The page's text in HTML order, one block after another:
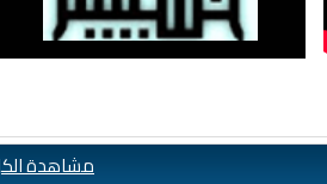
مشاهدة